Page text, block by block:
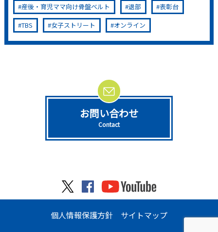
産後・育児ママ向け骨盤ベルト
退部
表彰台
TBS
女子ストリート オンライン
お問い合わせ
Contact
個人情報保護方針 サイトマップ